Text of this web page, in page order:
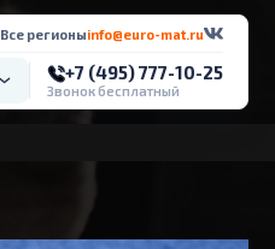
Все регионыinfo@euro-mat.ru
+7 (495) 777-10-25
Звонок бесплатный